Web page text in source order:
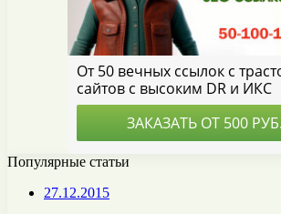
Популярные статьи
27.12.2015